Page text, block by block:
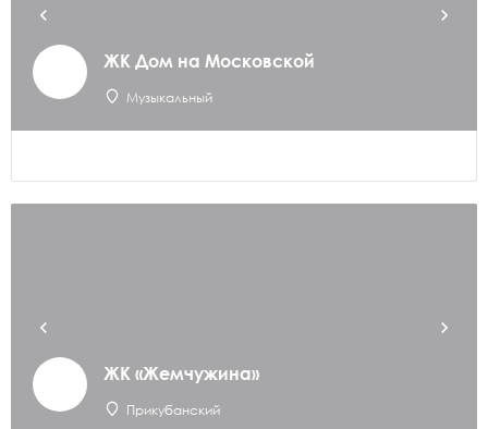
ЖК Дом на Московской
Музыкальный
ЖК «Жемчужина»
Прикубанский